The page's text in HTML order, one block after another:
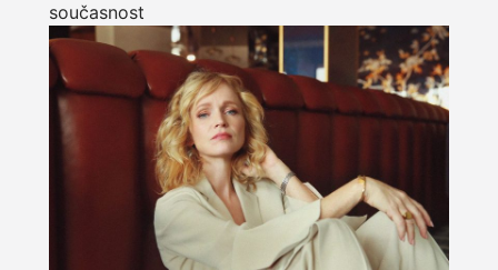
současnost